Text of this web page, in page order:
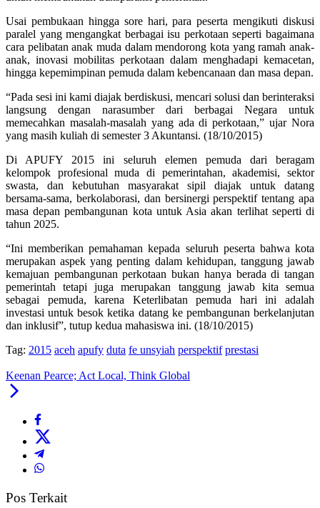
Usai pembukaan hingga sore hari, para peserta mengikuti diskusi
paralel yang mengangkat berbagai isu perkotaan seperti bagaimana
cara pelibatan anak muda dalam mendorong kota yang ramah anak-
anak, inovasi mobilitas perkotaan dalam menghadapi kemacetan,
hingga kepemimpinan pemuda dalam kebencanaan dan masa depan.
“Pada sesi ini kami diajak berdiskusi, mencari solusi dan berinteraksi
langsung dengan narasumber dari berbagai Negara untuk
memecahkan masalah-masalah yang ada di perkotaan,” ujar Nora
yang masih kuliah di semester 3 Akuntansi. (18/10/2015)
Di APUFY 2015 ini seluruh elemen pemuda dari beragam
kelompok profesional muda di pemerintahan, akademisi, sektor
swasta, dan kebutuhan masyarakat sipil diajak untuk datang
bersama-sama, berkolaborasi, dan bersinergi perspektif tentang apa
masa depan pembangunan kota untuk Asia akan terlihat seperti di
tahun 2025.
“Ini memberikan pemahaman kepada seluruh peserta bahwa kota
merupakan aspek yang penting dalam kehidupan, tanggung jawab
kemajuan pembangunan perkotaan bukan hanya berada di tangan
pemerintah tetapi juga merupakan tanggung jawab kita semua
sebagai pemuda, karena Keterlibatan pemuda hari ini adalah
investasi untuk besok ketika datang ke pembangunan berkelanjutan
dan inklusif”, tutup kedua mahasiswa ini. (18/10/2015)
Tag: 2015 aceh apufy duta fe unsyiah perspektif prestasi
Keenan Pearce; Act Local, Think Global
Pos Terkait